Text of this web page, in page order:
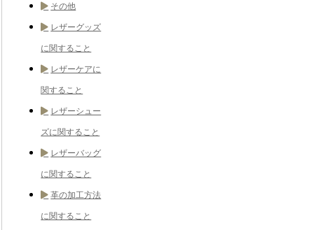
その他
レザーグッズ
に関すること
レザーケアに
関すること
レザーシュー
ズに関すること
レザーバッグ
に関すること
革の加工方法
に関すること